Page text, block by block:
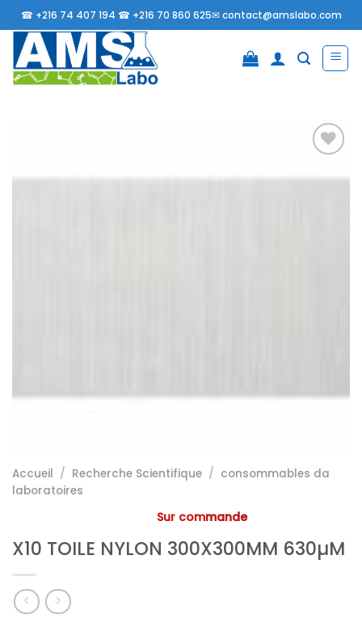
Passer
au
contenu
☎ +216 74 407 194 ☎ +216 70 860 625✉contact@amslabo.com
Accueil / Recherche Scientifique / consommables da
laboratoires
Sur commande
X10 TOILE NYLON 300X300MM 630µM